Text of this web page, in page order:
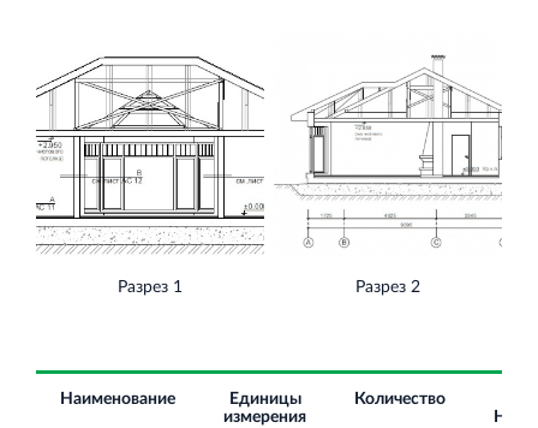
Разрез 1 Разрез 2
Наименование
Единицы
измерения
Количество
НДС,